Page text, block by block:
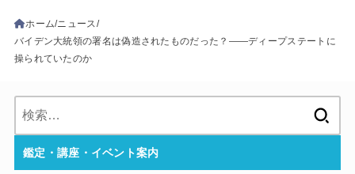
ホーム ニュース
バイデン大統領の署名は偽造されたものだった？――ディープステートに
操られていたのか
鑑定・講座・イベント案内